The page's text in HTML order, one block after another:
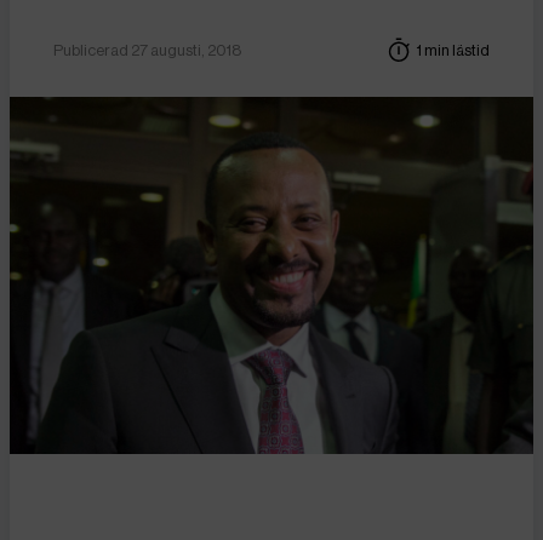
Publicerad 27 augusti, 2018 1 min lästid